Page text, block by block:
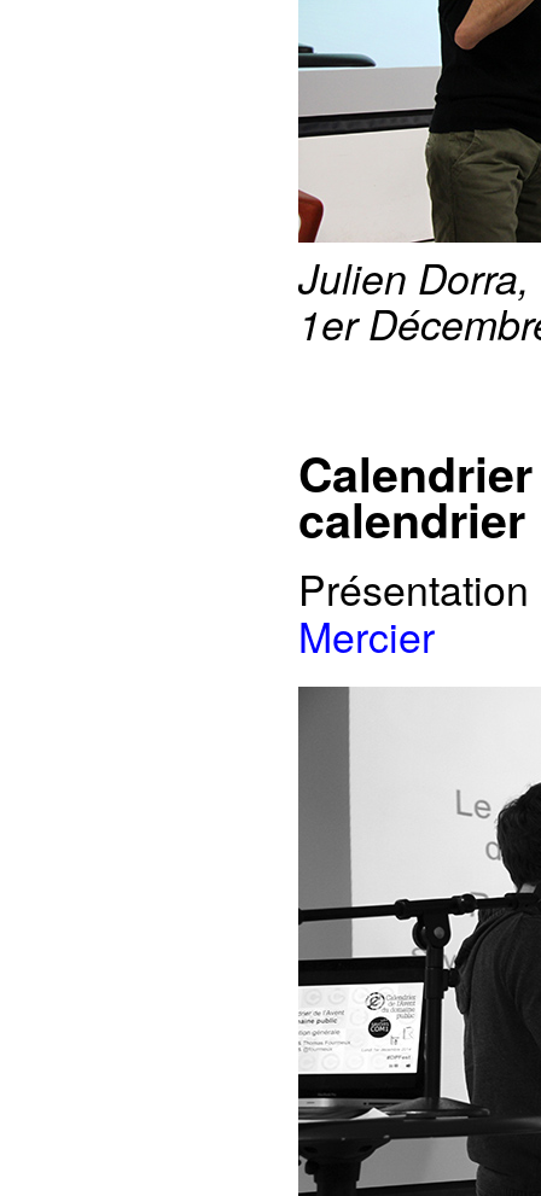
Julien
1er
calendrier
Présentation
Mercier